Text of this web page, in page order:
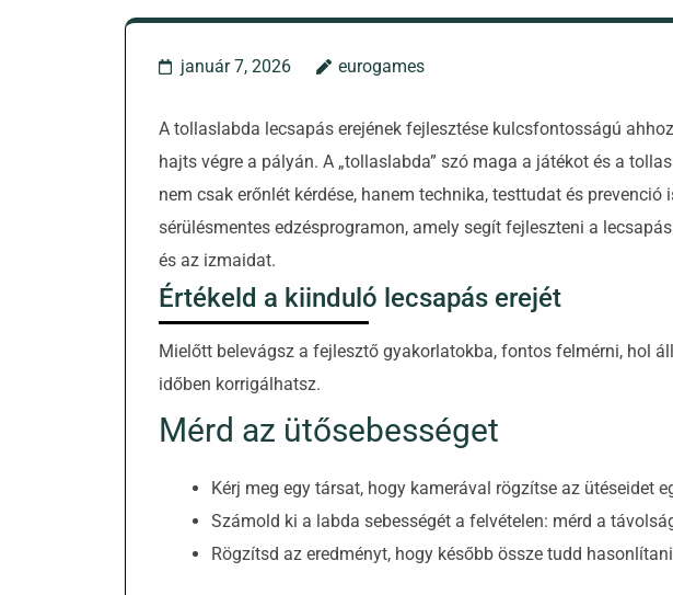
január 7, 2026 eurogames
A tollaslabda lecsapás erejének fejlesztése kulcsfontosságú
hajts végre a pályán. A „tollaslabda” szó maga a játékot és a
nem csak erőnlét kérdése, hanem technika, testtudat és prevenció
sérülésmentes edzésprogramon, amely segít fejleszteni a
és az izmaidat.
Értékeld a kiinduló lecsapás erejét
Mielőtt belevágsz a fejlesztő gyakorlatokba, fontos felmérni, hol
időben korrigálhatsz.
Mérd az ütősebességet
Kérj meg egy társat, hogy kamerával rögzítse az ütéseidet
Számold ki a labda sebességét a felvételen: mérd a
Rögzítsd az eredményt, hogy később össze tudd